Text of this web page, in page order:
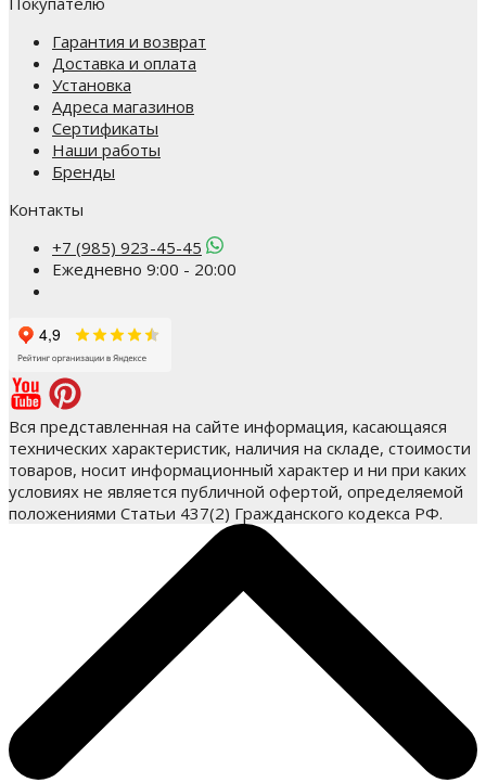
Гарантия и возврат
Доставка и оплата
Установка
Адреса магазинов
Сертификаты
Наши работы
Бренды
Контакты
+7 (985) 923-45-45
Ежедневно 9:00 - 20:00
Вся представленная на сайте информация, касающаяся
технических характеристик, наличия на складе, стоимости
товаров, носит информационный характер и ни при каких
условиях не является публичной офертой, определяемой
положениями Статьи 437(2) Гражданского кодекса РФ.